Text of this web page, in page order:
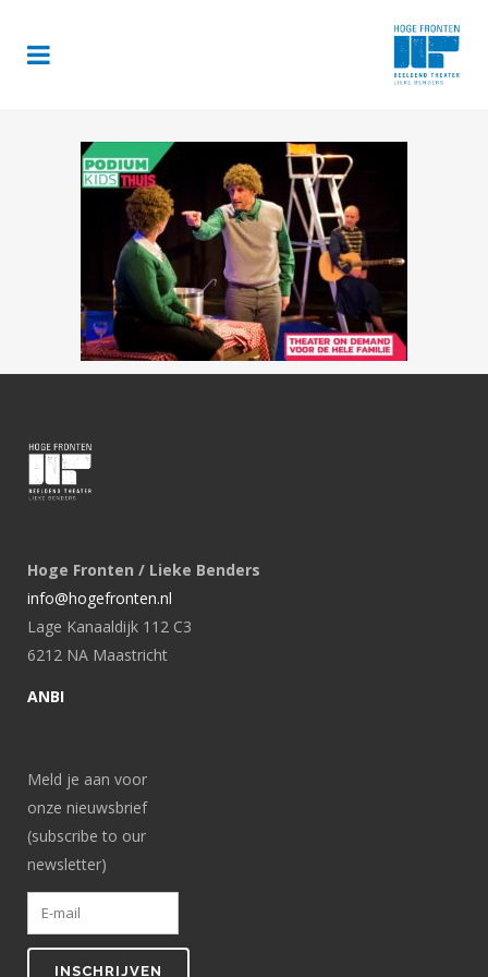
Hoge Fronten / Lieke Benders
info@hogefronten.nl
Lage Kanaaldijk 112 C3
6212 NA Maastricht
ANBI
Meld je aan voor
onze nieuwsbrief
(subscribe to our
newsletter)